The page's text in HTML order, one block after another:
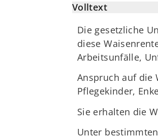
Volltext
Die gesetzliche
diese
Arbeitsunfälle,
Anspruch auf die
Pflegekinder,
Sie erhalten die
Unter